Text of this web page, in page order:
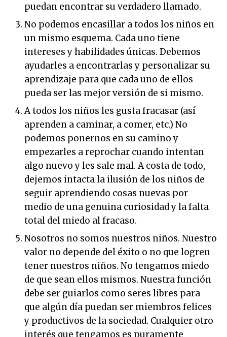
puedan encontrar su verdadero llamado.
No podemos encasillar a todos los niños en
un mismo esquema. Cada uno tiene
intereses y habilidades únicas. Debemos
ayudarles a encontrarlas y personalizar su
aprendizaje para que cada uno de ellos
pueda ser las mejor versión de si mismo.
A todos los niños les gusta fracasar (así
aprenden a caminar, a comer, etc.) No
podemos ponernos en su camino y
empezarles a reprochar cuando intentan
algo nuevo y les sale mal. A costa de todo,
dejemos intacta la ilusión de los niños de
seguir aprendiendo cosas nuevas por
medio de una genuina curiosidad y la falta
total del miedo al fracaso.
Nosotros no somos nuestros niños. Nuestro
valor no depende del éxito o no que logren
tener nuestros niños. No tengamos miedo
de que sean ellos mismos. Nuestra función
debe ser guiarlos como seres libres para
que algún día puedan ser miembros felices
y productivos de la sociedad. Cualquier otro
interés que tengamos es puramente